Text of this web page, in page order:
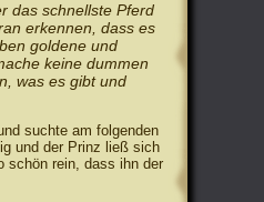
das schnellste Pferd
erkennen, dass es
goldene und
keine dummen
was es gibt und
suchte am folgenden
und der Prinz ließ sich
schön rein, dass ihn der